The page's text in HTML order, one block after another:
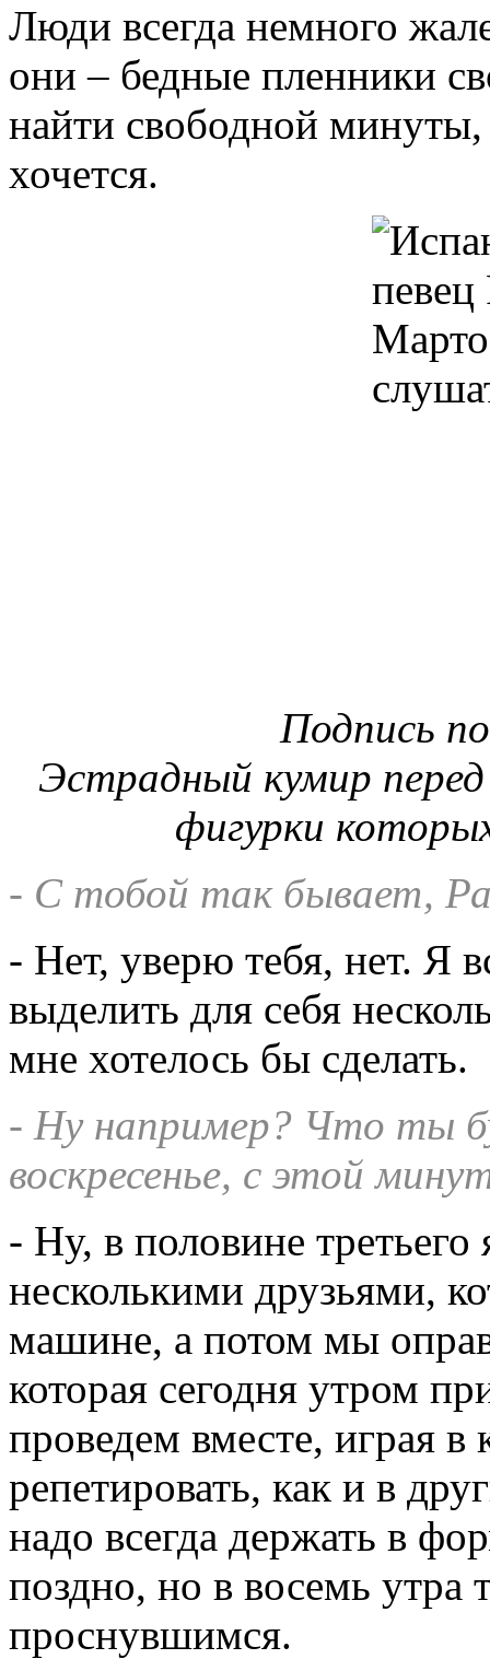
Люди всегда немного
они – бедные пленники
найти свободной
хочется.
Подпись
Эстрадный кумир
фигурки
- С тобой так бывает,
- Нет, уверю тебя, нет. Я
выделить для себя
мне хотелось бы сделать.
- Ну например? Что ты
воскресенье, с этой
- Ну, в половине
несколькими друзьями,
машине, а потом мы
которая сегодня утром
проведем вместе, играя в
репетировать, как и в
надо всегда держать в
поздно, но в восемь
проснувшимся.